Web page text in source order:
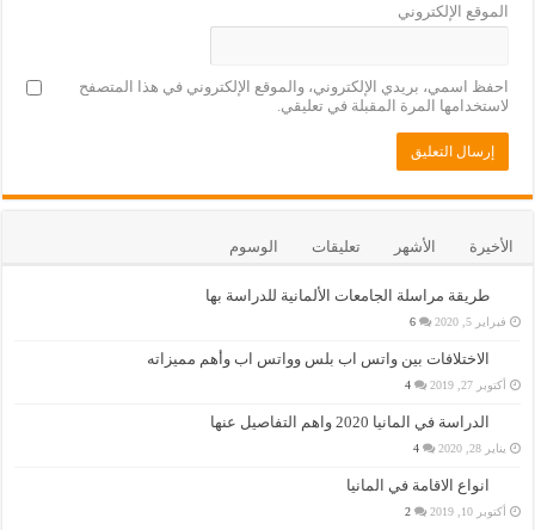
الموقع الإلكتروني
احفظ اسمي، بريدي الإلكتروني، والموقع الإلكتروني في هذا المتصفح
لاستخدامها المرة المقبلة في تعليقي.
الأخيرة الأشهر تعليقات الوسوم
طريقة مراسلة الجامعات الألمانية للدراسة بها
فبراير 5, 2020 6
الاختلافات بين واتس اب بلس وواتس اب وأهم مميزاته
أكتوبر 27, 2019 4
الدراسة في المانيا 2020 واهم التفاصيل عنها
يناير 28, 2020 4
انواع الاقامة في المانيا
أكتوبر 10, 2019 2